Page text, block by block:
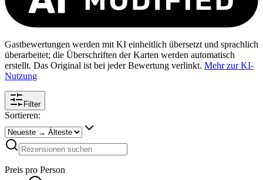
Gastbewertungen werden mit KI einheitlich übersetzt und sprachlich
überarbeitet; die Überschriften der Karten werden automatisch
erstellt. Das Original ist bei jeder Bewertung verlinkt. Mehr zur KI-
Nutzung
Filter
Sortieren:
Preis pro Person